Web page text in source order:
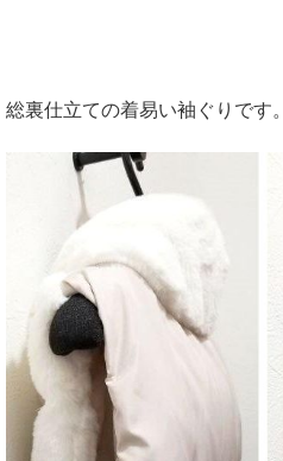
総裏仕立ての着易い袖ぐりです。